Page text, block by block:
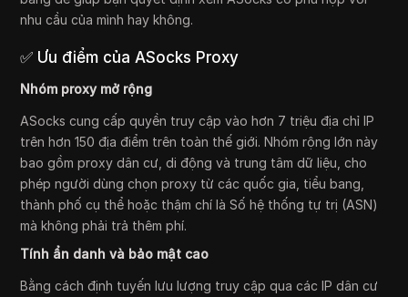
nhu cầu của mình hay không.
✅ Ưu điểm của ASocks Proxy
Nhóm proxy mở rộng
ASocks cung cấp quyền truy cập vào hơn 7 triệu địa chỉ IP
trên hơn 150 địa điểm trên toàn thế giới. Nhóm rộng lớn này
bao gồm proxy dân cư, di động và trung tâm dữ liệu, cho
phép người dùng chọn proxy từ các quốc gia, tiểu bang,
thành phố cụ thể hoặc thậm chí là Số hệ thống tự trị (ASN)
mà không phải trả thêm phí.
Tính ẩn danh và bảo mật cao
Bằng cách định tuyến lưu lượng truy cập qua các IP dân cư